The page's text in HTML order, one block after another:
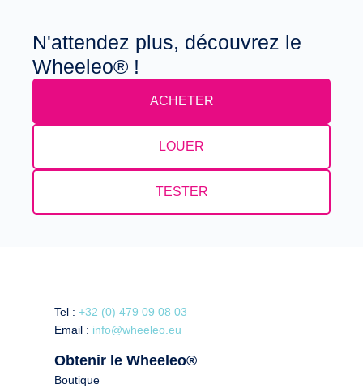
N'attendez plus, découvrez le
Wheeleo® !
ACHETER
LOUER
TESTER
Tel :+32 (0) 479 09 08 03
Email : info@wheeleo.eu
Obtenir le Wheeleo®
Boutique